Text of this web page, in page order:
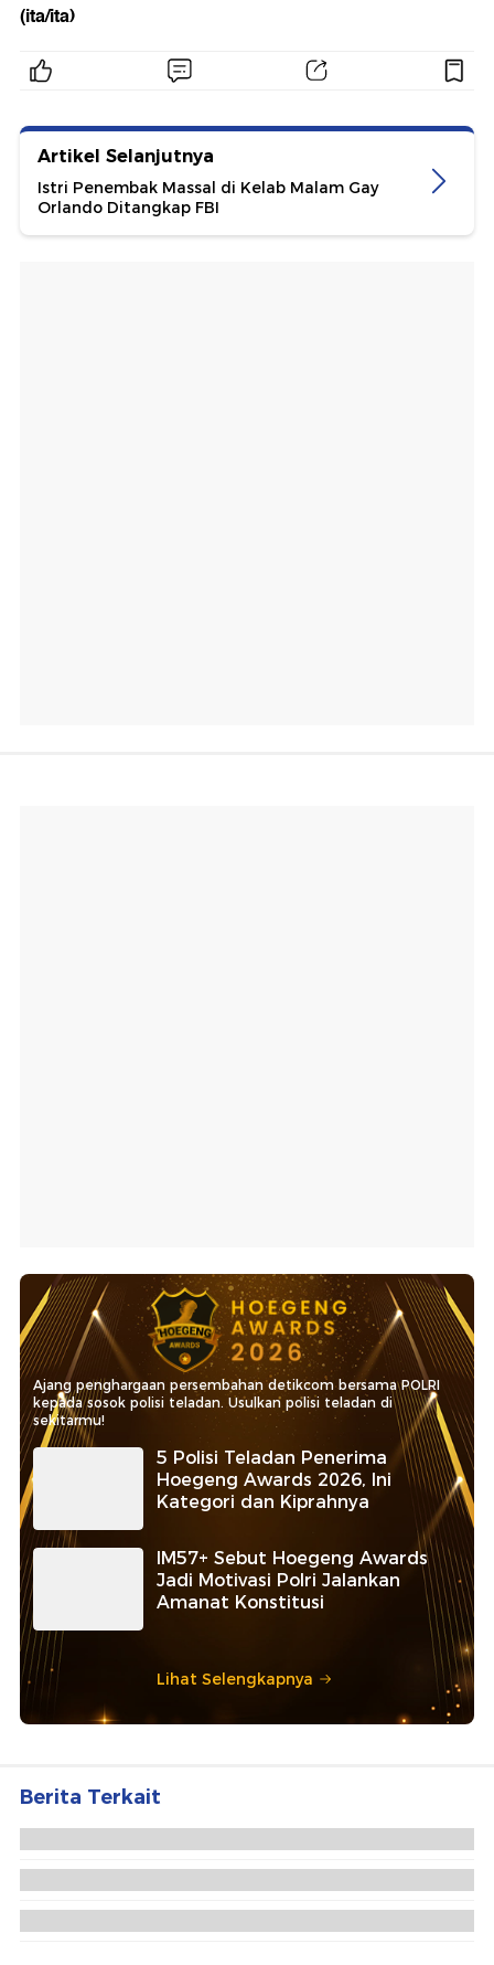
(ita/ita)
Artikel Selanjutnya
Istri Penembak Massal di Kelab Malam Gay
Orlando Ditangkap FBI
Ajang penghargaan persembahan detikcom bersama POLRI
kepada sosok polisi teladan. Usulkan polisi teladan di
sekitarmu!
5 Polisi Teladan Penerima
Hoegeng Awards 2026, Ini
Kategori dan Kiprahnya
IM57+ Sebut Hoegeng Awards
Jadi Motivasi Polri Jalankan
Amanat Konstitusi
Lihat Selengkapnya
Berita Terkait